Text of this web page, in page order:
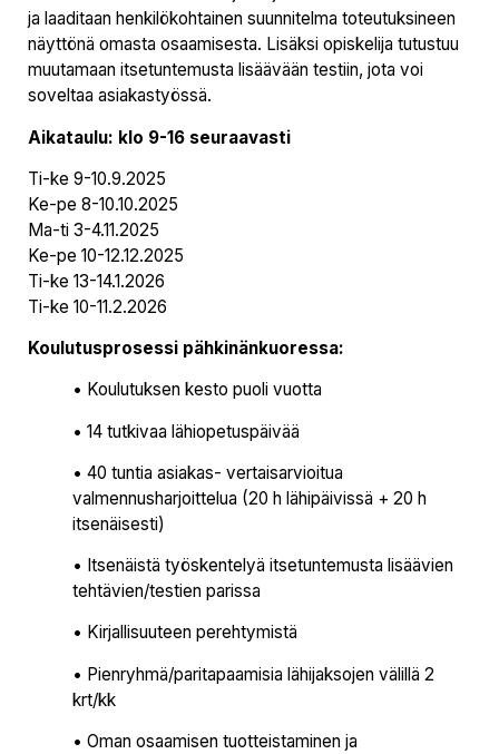
ja laaditaan henkilökohtainen suunnitelma toteutuksineen
näyttönä omasta osaamisesta. Lisäksi opiskelija tutustuu
muutamaan itsetuntemusta lisäävään testiin, jota voi
soveltaa asiakastyössä.
Aikataulu: klo 9-16 seuraavasti
Ti-ke 9-10.9.2025
Ke-pe 8-10.10.2025
Ma-ti 3-4.11.2025
Ke-pe 10-12.12.2025
Ti-ke 13-14.1.2026
Ti-ke 10-11.2.2026
Koulutusprosessi pähkinänkuoressa:
• Koulutuksen kesto puoli vuotta
• 14 tutkivaa lähiopetuspäivää
• 40 tuntia asiakas- vertaisarvioitua
valmennusharjoittelua (20 h lähipäivissä + 20 h
itsenäisesti)
• Itsenäistä työskentelyä itsetuntemusta lisäävien
tehtävien/testien parissa
• Kirjallisuuteen perehtymistä
• Pienryhmä/paritapaamisia lähijaksojen välillä 2
krt/kk
• Oman osaamisen tuotteistaminen ja